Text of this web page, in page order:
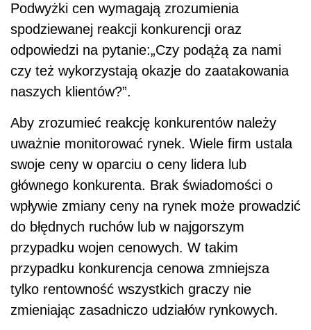
Podwyżki cen wymagają zrozumienia
spodziewanej reakcji konkurencji oraz
odpowiedzi na pytanie:„Czy podążą za nami
czy też wykorzystają okazje do zaatakowania
naszych klientów?”.
Aby zrozumieć reakcję konkurentów należy
uważnie monitorować rynek. Wiele firm ustala
swoje ceny w oparciu o ceny lidera lub
głównego konkurenta. Brak świadomości o
wpływie zmiany ceny na rynek może prowadzić
do błędnych ruchów lub w najgorszym
przypadku wojen cenowych. W takim
przypadku konkurencja cenowa zmniejsza
tylko rentowność wszystkich graczy nie
zmieniając zasadniczo udziałów rynkowych.